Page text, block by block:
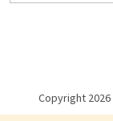
Copyright 2026